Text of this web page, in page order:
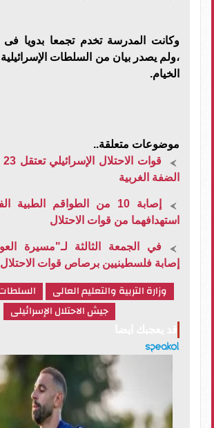
وكانت المدرسة تخدم تجمعا بدويا فى
،ولم يصدر بيان من السلطات
الخيام.
موضوعات متعلقة..
الضفة الغربية
إصابة 10 من الطواقم
استهدافهما من قوات الاحتلال
في الجمعة الثالثة لـ"مسيرة
إصابة فلسطينيين برصاص قوات الاحتلال
وزارة التربية والتعليم العالى
السلطات
جيش الاحتلال الإسرائيلى